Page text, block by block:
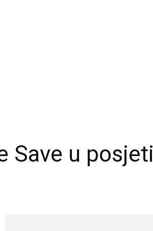
Save u posjeti